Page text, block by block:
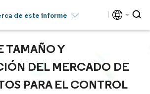
de este informe
TAMAÑO Y
DEL MERCADO DE
PARA EL CONTROL